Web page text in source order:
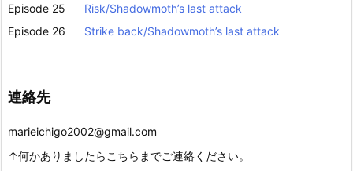
Episode 25
Risk/Shadowmoth’s last attack
Episode 26
Strike back/Shadowmoth’s last attack
連絡先
marieichigo2002@gmail.com
↑何かありましたらこちらまでご連絡ください。